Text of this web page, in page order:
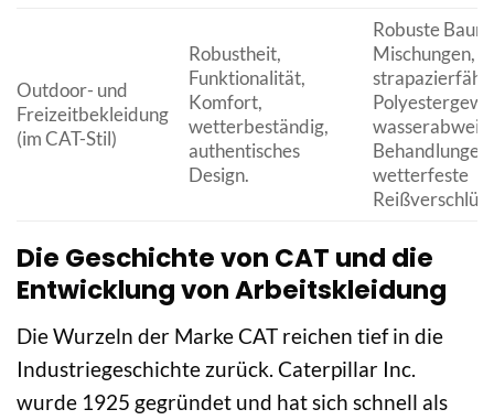
Outdoor- und
Freizeitbekleidung
(im CAT-Stil)
Robustheit,
Funktionalität,
Komfort,
wetterbeständig,
authentisches
Design.
Robuste
Mischungen,
Behandlungen,
wetterfeste
Die Geschichte von CAT und die
Entwicklung von Arbeitskleidung
Die Wurzeln der Marke CAT reichen tief in die
Industriegeschichte zurück. Caterpillar Inc.
wurde 1925 gegründet und hat sich schnell als